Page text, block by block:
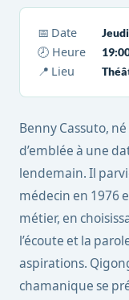
📅 Date
🕗 Heure
📍 Lieu
Benny Cassuto,
d’emblée à une
lendemain. Il
médecin en 1976
métier, en
l’écoute et la
aspirations.
chamanique se